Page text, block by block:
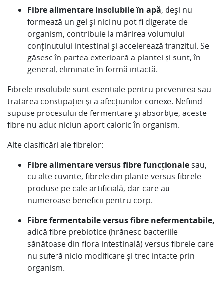
Fibre alimentare insolubile în apă, deși nu
formează un gel și nici nu pot fi digerate de
organism, contribuie la mărirea volumului
conținutului intestinal și accelerează tranzitul. Se
găsesc în partea exterioară a plantei și sunt, în
general, eliminate în formă intactă.
Fibrele insolubile sunt esențiale pentru prevenirea sau
tratarea constipației și a afecțiunilor conexe. Nefiind
supuse procesului de fermentare și absorbție, aceste
fibre nu aduc niciun aport caloric în organism.
Alte clasificări ale fibrelor:
Fibre alimentare versus fibre funcționale sau,
cu alte cuvinte, fibrele din plante versus fibrele
produse pe cale artificială, dar care au
numeroase beneficii pentru corp.
Fibre fermentabile versus fibre nefermentabile,
adică fibre prebiotice (hrănesc bacteriile
sănătoase din flora intestinală) versus fibrele care
nu suferă nicio modificare și trec intacte prin
organism.